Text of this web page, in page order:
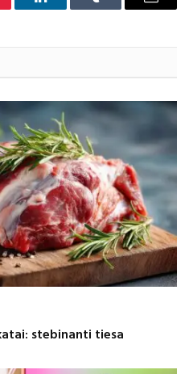
LinkedInTumblr Email
stebinanti tiesa